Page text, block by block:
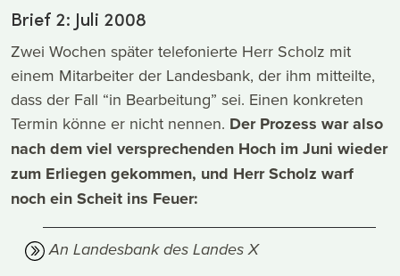
Brief 2: Juli 2008
Zwei Wochen später telefonierte Herr Scholz mit
einem Mitarbeiter der Landesbank, der ihm mitteilte,
dass der Fall “in Bearbeitung” sei. Einen konkreten
Termin könne er nicht nennen. Der Prozess war also
nach dem viel versprechenden Hoch im Juni wieder
zum Erliegen gekommen, und Herr Scholz warf
noch ein Scheit ins Feuer:
An Landesbank des Landes X